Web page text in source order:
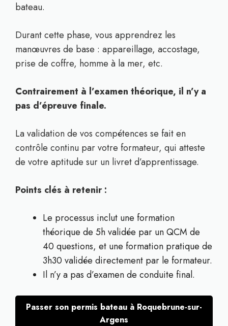
bateau.
Durant cette phase, vous apprendrez les
manœuvres de base : appareillage, accostage,
prise de coffre, homme à la mer, etc.
Contrairement à l’examen théorique, il n’y a
pas d’épreuve finale.
La validation de vos compétences se fait en
contrôle continu par votre formateur, qui atteste
de votre aptitude sur un livret d’apprentissage.
Points clés à retenir :
Le processus inclut une formation
théorique de 5h validée par un QCM de
40 questions, et une formation pratique de
3h30 validée directement par le formateur.
Il n’y a pas d’examen de conduite final.
Passer son permis bateau à Roquebrune-sur-
Argens